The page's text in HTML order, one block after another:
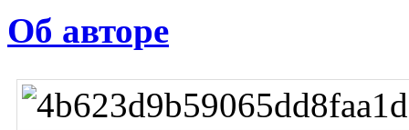
Об авторе